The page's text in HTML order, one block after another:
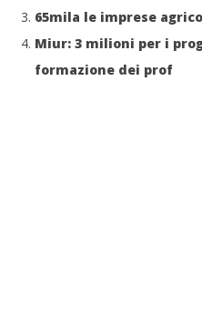
65mila le imprese
Miur: 3 milioni per i
formazione dei prof